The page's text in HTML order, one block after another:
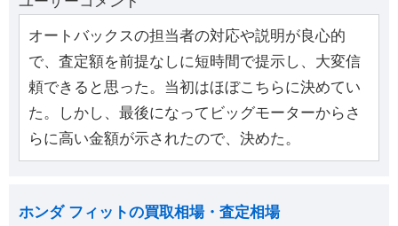
オートバックスの担当者の対応や説明が良心的
で、査定額を前提なしに短時間で提示し、大変信
頼できると思った。当初はほぼこちらに決めてい
た。しかし、最後になってビッグモーターからさ
らに高い金額が示されたので、決めた。
ホンダ フィットの買取相場・査定相場